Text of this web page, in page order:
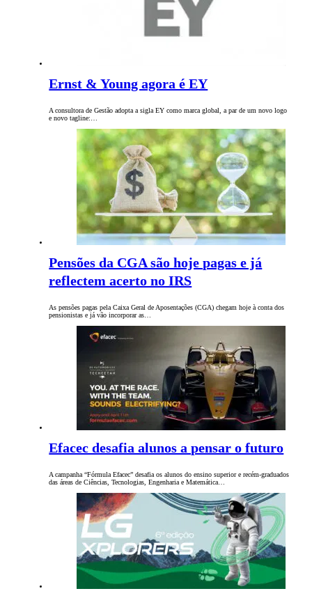
Ernst & Young agora é EY
A consultora de Gestão adopta a sigla EY como marca global, a par de um novo logo
e novo tagline:…
Pensões da CGA são hoje pagas e já
reflectem acerto no IRS
As pensões pagas pela Caixa Geral de Aposentações (CGA) chegam hoje à conta dos
pensionistas e já vão incorporar as…
Efacec desafia alunos a pensar o futuro
A campanha “Fórmula Efacec” desafia os alunos do ensino superior e recém-graduados
das áreas de Ciências, Tecnologias, Engenharia e Matemática…